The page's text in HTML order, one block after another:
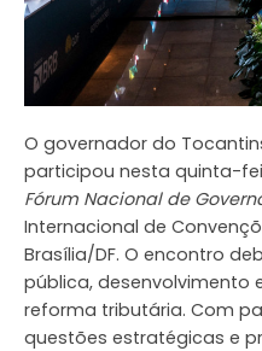
O governador do
participou nesta quinta-
Fórum Nacional de
Internacional de
Brasília/DF. O encontro
pública, desenvolvimento
reforma tributária. Com
questões estratégicas e